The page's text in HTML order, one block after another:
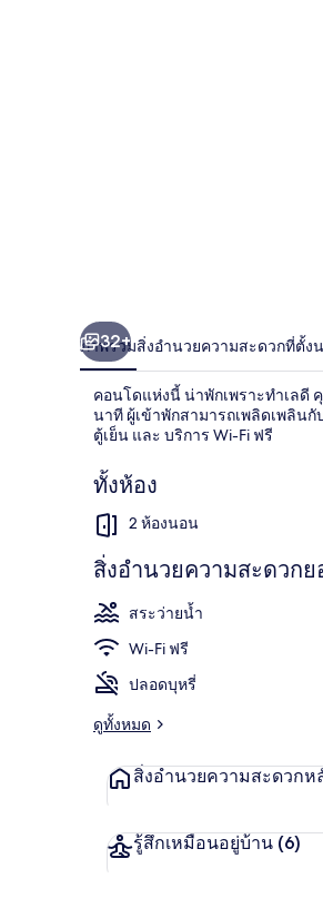
โดย
RedAwning
32+
ภาพรวมสิ่งอำนวยความสะดวกที่ตั้ง
คอนโดแห่งนี้ น่าพักเพราะทำเลดี
นาที ผู้เข้าพักสามารถเพลิดเพลิน
ตู้เย็น และ บริการ Wi-Fi ฟรี
ทั้งห้อง
2 ห้องนอน
สิ่งอำนวยความสะดวก
สระว่ายน้ำ
Wi-Fi ฟรี
ปลอดบุหรี่
ดูทั้งหมด
สิ่งอำนวยความสะดวกห
รู้สึกเหมือนอยู่บ้าน (6)